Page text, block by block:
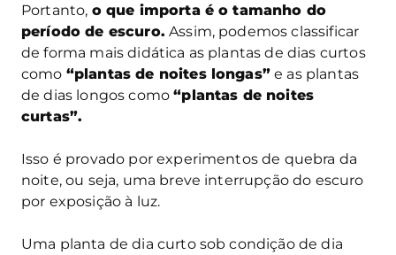
Portanto, o que importa é o tamanho do
período de escuro. Assim, podemos classificar
de forma mais didática as plantas de dias curtos
como “plantas de noites longas”e as plantas
de dias longos como“plantas de noites
curtas”.
Isso é provado por experimentos de quebra da
noite, ou seja, uma breve interrupção do escuro
por exposição à luz.
Uma planta de dia curto sob condição de dia